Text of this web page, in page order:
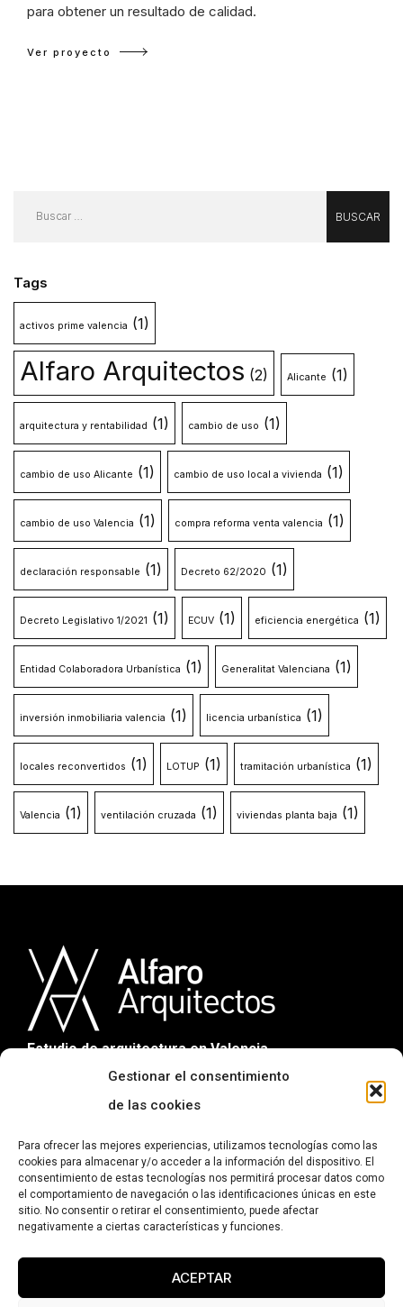
Gestionar el consentimiento
de las cookies
Para ofrecer las mejores experiencias, utilizamos tecnologías como las
cookies para almacenar y/o acceder a la información del dispositivo. El
consentimiento de estas tecnologías nos permitirá procesar datos como
el comportamiento de navegación o las identificaciones únicas en este
sitio. No consentir o retirar el consentimiento, puede afectar
negativamente a ciertas características y funciones.
ACEPTAR
para obtener un resultado de calidad.
Ver proyecto
Tags
activos prime valencia (1)
Alfaro Arquitectos (2) Alicante (1)
arquitectura y rentabilidad (1) cambio de uso (1)
cambio de uso Alicante (1) cambio de uso local a vivienda (1)
cambio de uso Valencia (1) compra reforma venta valencia (1)
declaración responsable (1) Decreto 62/2020 (1)
Decreto Legislativo 1/2021 (1) ECUV (1) eficiencia energética (1)
Entidad Colaboradora Urbanística (1) Generalitat Valenciana (1)
inversión inmobiliaria valencia (1) licencia urbanística (1)
locales reconvertidos (1) LOTUP (1) tramitación urbanística (1)
Valencia (1) ventilación cruzada (1) viviendas planta baja (1)
Estudio de arquitectura en Valencia.
C/ Sorní 11, Bajo interior. 46004 Valencia
676 10 44 12
info@alfaroarquitectos.com
Aviso legal